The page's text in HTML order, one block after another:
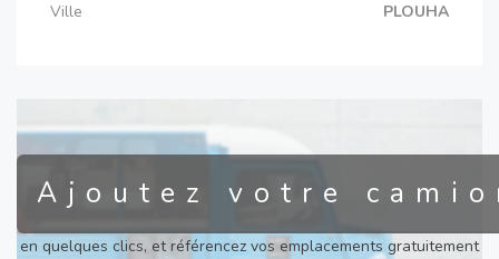
Ville
PLOUHA
Ajoutez votre
en quelques clics, et référencez vos emplacements gratuitement